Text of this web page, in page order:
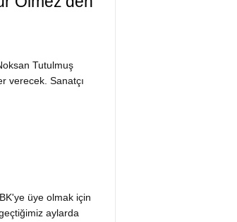
Tutulmuş
verecek. Sanatçı
üye olmak için
aylarda